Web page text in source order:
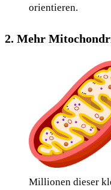
orientieren.
2. Mehr
Millionen dieser